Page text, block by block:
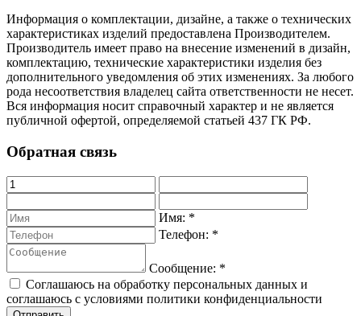
Информация о комплектации, дизайне, а также о технических
характеристиках изделий предоставлена Производителем.
Производитель имеет право на внесение изменений в дизайн,
комплектацию, технические характеристики изделия без
дополнительного уведомления об этих изменениях. За любого
рода несоответствия владелец сайта ответственности не несет.
Вся информация носит справочный характер и не является
публичной офертой, определяемой статьей 437 ГК РФ.
Обратная связь
Имя: *
Телефон: *
Сообщение: *
Соглашаюсь на обработку персональных данных и
соглашаюсь с условиями политики конфиденциальности